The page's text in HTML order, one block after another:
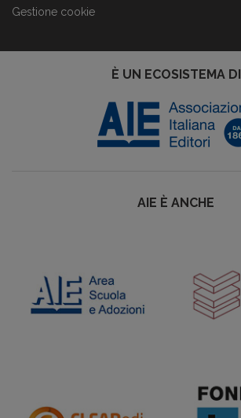
Gestione cookie
È UN ECOSISTEMA DI
AIE È ANCHE